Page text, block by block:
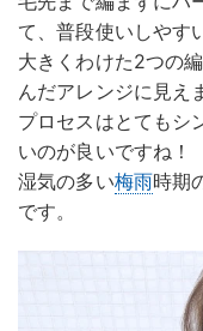
て、普段使いしやす
大きくわけた2つの
んだアレンジに見え
プロセスはとてもシ
いのが良いですね！
湿気の多い梅雨時期
です。